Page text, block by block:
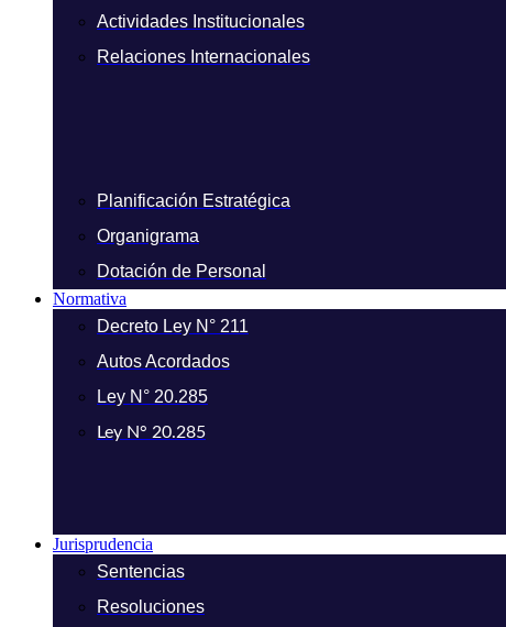
Actividades Institucionales
Relaciones Internacionales
Planificación Estratégica
Organigrama
Dotación de Personal
Normativa
Decreto Ley N° 211
Autos Acordados
Ley N° 20.285
Ley N° 20.285
Jurisprudencia
Sentencias
Resoluciones